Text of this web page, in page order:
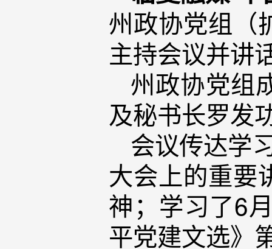
州政协党组（
主持会议并讲
州政协党组
及秘书长罗发
会议传达学
大会上的重要
神；学习了6
平党建文选》